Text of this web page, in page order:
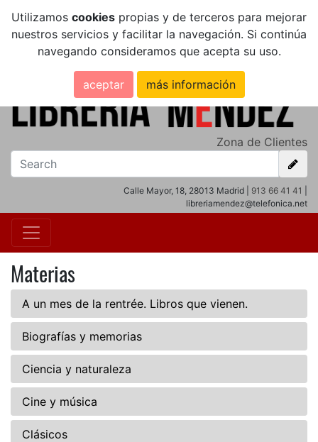
Utilizamos cookies propias y de terceros para mejorar
nuestros servicios y facilitar la navegación. Si continúa
navegando consideramos que acepta su uso.
aceptar más información
Zona de Clientes
Calle Mayor, 18, 28013 Madrid | 913 66 41 41
libreriamendez@telefonica.net
Materias
A un mes de la rentrée. Libros que vienen.
Biografías y memorias
Ciencia y naturaleza
Cine y música
Clásicos